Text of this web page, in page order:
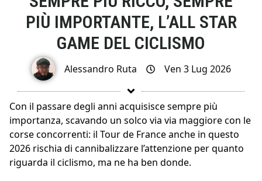
PIÙ IMPORTANTE, L’ALL STAR
GAME DEL CICLISMO
Alessandro Ruta Ven 3 Lug 2026
Con il passare degli anni acquisisce sempre più
importanza, scavando un solco via via maggiore con le
corse concorrenti: il Tour de France anche in questo
2026 rischia di cannibalizzare l’attenzione per quanto
riguarda il ciclismo, ma ne ha ben donde.